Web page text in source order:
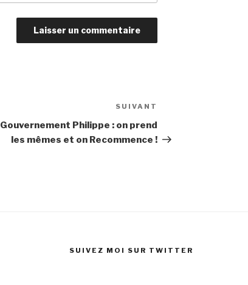
SUIVANT
Gouvernement Philippe : on prend
les mêmes et on Recommence !
SUIVEZ MOI SUR TWITTER